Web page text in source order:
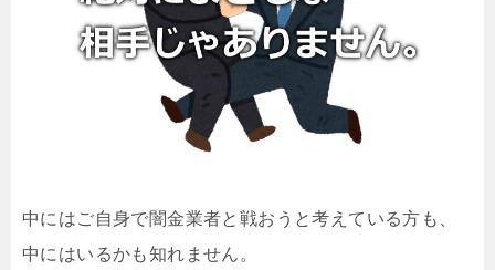
中にはご自身で闇金業者と戦おうと考えている方も、
中にはいるかも知れません。